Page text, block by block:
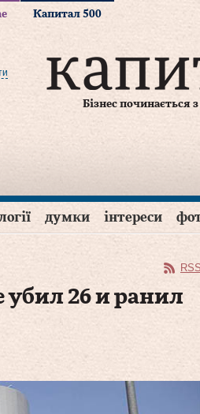
Капитал 500
Бізнес починається
думки інтереси
RSS
26 и ранил